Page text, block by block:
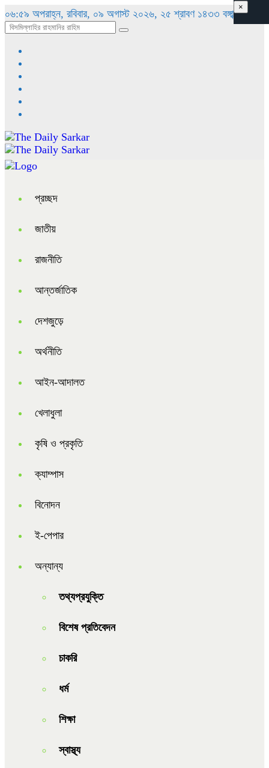
০৬:৫৯ অপরাহ্ন, রবিবার, ০৯ অগাস্ট ২০২৬, ২৫ শ্রাবণ ১৪৩৩ বঙ্গাব্দ
প্রচ্ছদ
জাতীয়
রাজনীতি
আন্তর্জাতিক
দেশজুড়ে
অর্থনীতি
আইন-আদালত
খেলাধুলা
কৃষি ও প্রকৃতি
ক্যাম্পাস
বিনোদন
ই-পেপার
অন্যান্য
তথ্যপ্রযুক্তি
বিশেষ প্রতিবেদন
চাকরি
ধর্ম
শিক্ষা
স্বাস্থ্য
×